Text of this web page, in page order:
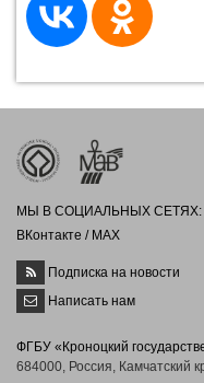
МЫ В СОЦИАЛЬНЫХ СЕТЯХ:
ВКонтакте / MAX
Подписка на новости
Написать нам
ФГБУ «Кроноцкий
684000, Россия, Камчатский